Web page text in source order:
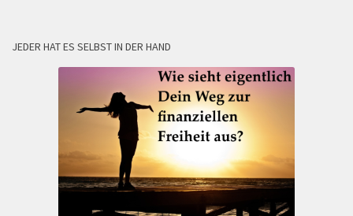
JEDER HAT ES SELBST IN DER HAND